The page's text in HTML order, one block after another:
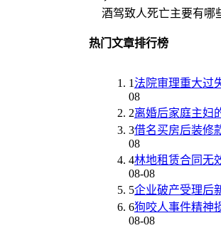
酒驾致人死亡主要有哪
热门文章排行榜
1法院审理重大过
08
2离婚后家庭主妇
3借名买房后装修
08
4林地租赁合同无
08-08
5企业破产受理后
6狗咬人事件精神
08-08